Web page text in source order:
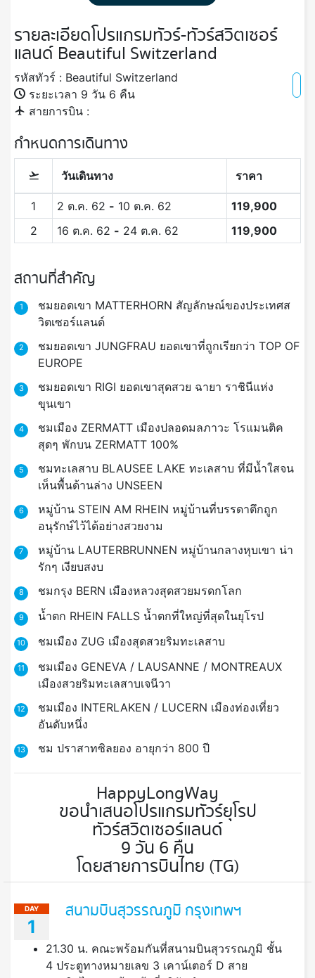
รายละเอียดโปรแกรมทัวร์-ทัวร์สวิตเซอร์
แลนด์ Beautiful Switzerland
รหัสทัวร์ : Beautiful Switzerland
ระยะเวลา 9 วัน 6 คืน
สายการบิน :
กำหนดการเดินทาง
วันเดินทาง ราคา
1 2 ต.ค. 62 - 10 ต.ค. 62
119,900
2
16 ต.ค. 62 - 24 ต.ค. 62 119,900
สถานที่สำคัญ
1
ชมยอดเขา MATTERHORN สัญลักษณ์ของประเทศส
วิตเซอร์แลนด์
2
ชมยอดเขา JUNGFRAU ยอดเขาที่ถูกเรียกว่า TOP OF
EUROPE
3
ชมยอดเขา RIGI ยอดเขาสุดสวย ฉายา ราชินีแห่ง
ขุนเขา
4
ชมเมือง ZERMATT เมืองปลอดมลภาวะ โรแมนติค
สุดๆ พักบน ZERMATT 100%
5
ชมทะเลสาบ BLAUSEE LAKE ทะเลสาบ ที่มีน้ำใสจน
เห็นพื้นด้านล่าง UNSEEN
6
หมู่บ้าน STEIN AM RHEIN หมู่บ้านที่บรรดาตึกถูก
อนุรักษ์ไว้ได้อย่างสวยงาม
7
หมู่บ้าน LAUTERBRUNNEN หมู่บ้านกลางหุบเขา น่า
รักๆ เงียบสงบ
8 ชมกรุง BERN เมืองหลวงสุดสวยมรดกโลก
9 น้ำตก RHEIN FALLS น้ำตกที่ใหญ่ที่สุดในยุโรป
10 ชมเมือง ZUG เมืองสุดสวยริมทะเลสาบ
11
ชมเมือง GENEVA / LAUSANNE / MONTREAUX
เมืองสวยริมทะเลสาบเจนีวา
12
ชมเมือง INTERLAKEN / LUCERN เมืองท่องเที่ยว
อันดับหนึ่ง
13 ชม ปราสาทซิลยอง อายุกว่า 800 ปี
HappyLongWay
ขอนำเสนอโปรแกรมทัวร์ยุโรป
ทัวร์สวิตเซอร์แลนด์
9 วัน 6 คืน
โดยสายการบินไทย (TG)
DAY
1
สนามบินสุวรรณภูมิ กรุงเทพฯ
21.30 น. คณะพร้อมกันที่สนามบินสุวรรณภูมิ ชั้น
4 ประตูทางหมายเลข 3 เคาน์เตอร์ D สาย